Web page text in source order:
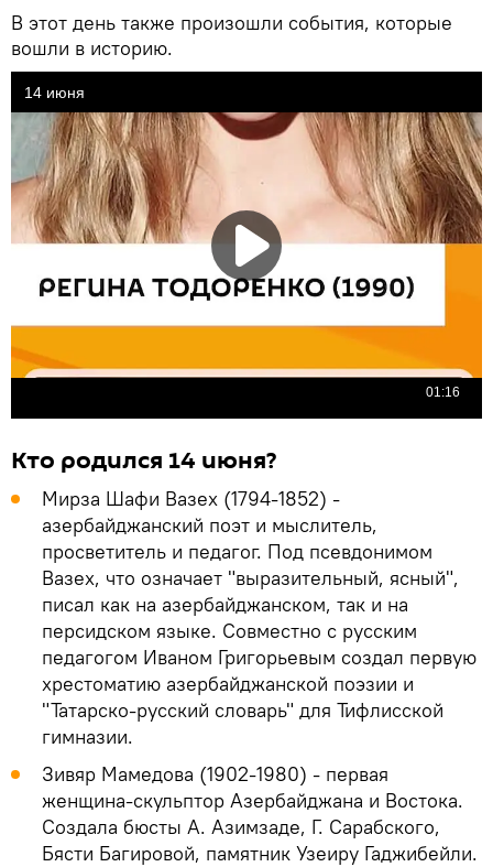
В этот день также произошли события, которые
вошли в историю.
Кто родился 14 июня?
Мирза Шафи Вазех (1794-1852) -
азербайджанский поэт и мыслитель,
просветитель и педагог. Под псевдонимом
Вазех, что означает "выразительный, ясный",
писал как на азербайджанском, так и на
персидском языке. Совместно с русским
педагогом Иваном Григорьевым создал первую
хрестоматию азербайджанской поэзии и
"Татарско-русский словарь" для Тифлисской
гимназии.
Зивяр Мамедова (1902-1980) - первая
женщина-скульптор Азербайджана и Востока.
Создала бюсты А. Азимзаде, Г. Сарабского,
Бясти Багировой, памятник Узеиру Гаджибейли.